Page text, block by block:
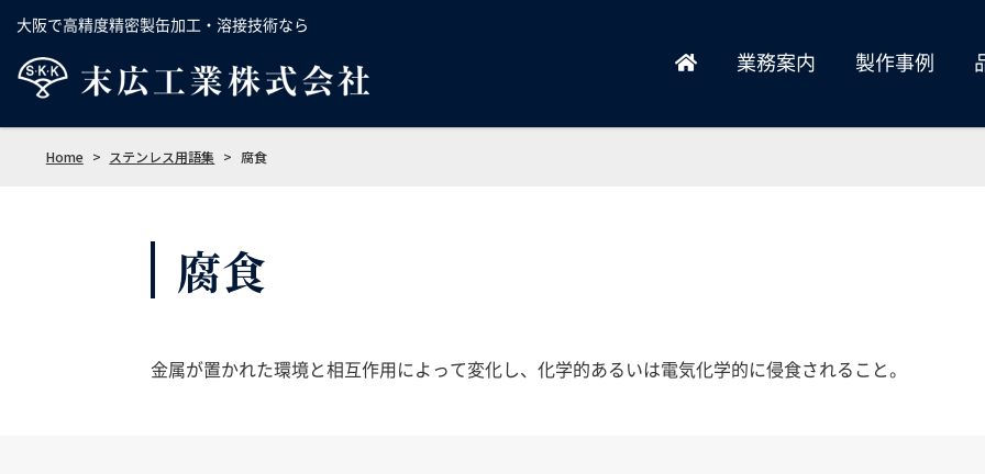
大阪で高精度精密製缶加工・溶接技術なら
業務案内 製作事例
Home > ステンレス用語集 > 腐食
腐食
金属が置かれた環境と相互作用によって変化し、化学的あるいは電気化学的に侵食されること。